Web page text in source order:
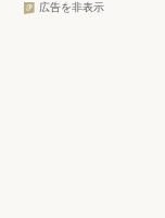
広告を非表示